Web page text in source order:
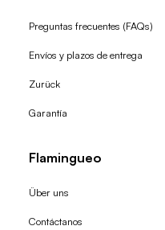
Preguntas frecuentes (FAQs)
Envíos y plazos de entrega
Zurück
Garantía
Flamingueo
Über uns
Contáctanos